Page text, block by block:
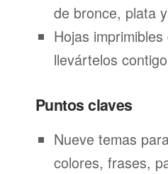
de bronce, plata
Hojas
llevártelos
Puntos claves
Nueve temas
colores, frases,